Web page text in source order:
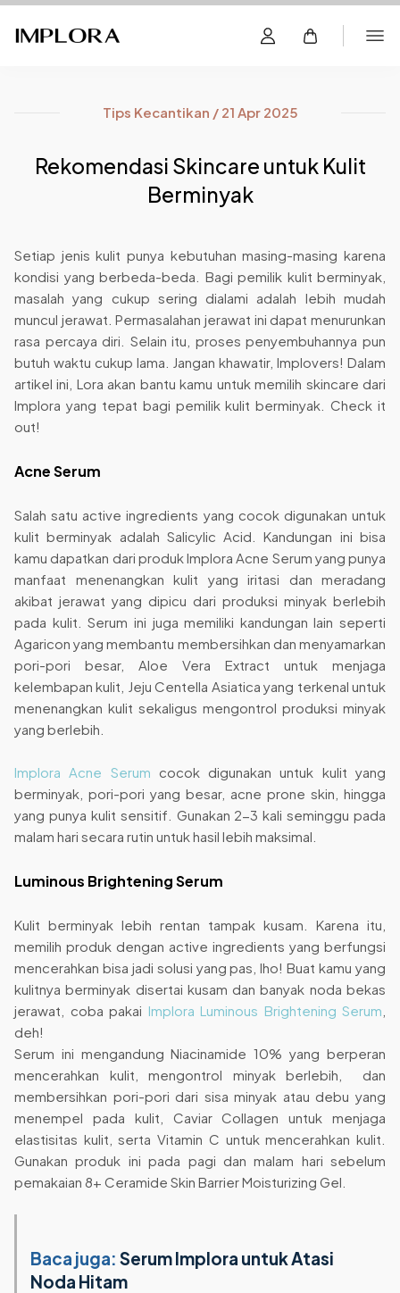
Tips Kecantikan / 21 Apr 2025
Rekomendasi Skincare untuk Kulit
Berminyak
Setiap jenis kulit punya kebutuhan masing-masing karena
kondisi yang berbeda-beda. Bagi pemilik kulit berminyak,
masalah yang cukup sering dialami adalah lebih mudah
muncul jerawat. Permasalahan jerawat ini dapat menurunkan
rasa percaya diri. Selain itu, proses penyembuhannya pun
butuh waktu cukup lama. Jangan khawatir, Implovers! Dalam
artikel ini, Lora akan bantu kamu untuk memilih skincare dari
Implora yang tepat bagi pemilik kulit berminyak. Check it
out!
Acne Serum
Salah satu active ingredients yang cocok digunakan untuk
kulit berminyak adalah Salicylic Acid. Kandungan ini bisa
kamu dapatkan dari produk Implora Acne Serum yang punya
manfaat menenangkan kulit yang iritasi dan meradang
akibat jerawat yang dipicu dari produksi minyak berlebih
pada kulit. Serum ini juga memiliki kandungan lain seperti
Agaricon yang membantu membersihkan dan menyamarkan
pori-pori besar, Aloe Vera Extract untuk menjaga
kelembapan kulit, Jeju Centella Asiatica yang terkenal untuk
menenangkan kulit sekaligus mengontrol produksi minyak
yang berlebih.
Implora Acne Serum cocok digunakan untuk kulit yang
berminyak, pori-pori yang besar, acne prone skin, hingga
yang punya kulit sensitif. Gunakan 2-3 kali seminggu pada
malam hari secara rutin untuk hasil lebih maksimal.
Luminous Brightening Serum
Kulit berminyak lebih rentan tampak kusam. Karena itu,
memilih produk dengan active ingredients yang berfungsi
mencerahkan bisa jadi solusi yang pas, lho! Buat kamu yang
kulitnya berminyak disertai kusam dan banyak noda bekas
jerawat, coba pakai Implora Luminous Brightening Serum
deh!
Serum ini mengandung Niacinamide 10% yang berperan
mencerahkan kulit, mengontrol minyak berlebih, dan
membersihkan pori-pori dari sisa minyak atau debu yang
menempel pada kulit, Caviar Collagen untuk menjaga
elastisitas kulit, serta Vitamin C untuk mencerahkan kulit.
Gunakan produk ini pada pagi dan malam hari sebelum
pemakaian 8+ Ceramide Skin Barrier Moisturizing Gel.
Baca juga: Serum Implora untuk Atasi
Noda Hitam